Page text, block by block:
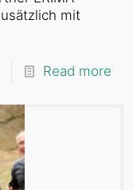
mit
Read more